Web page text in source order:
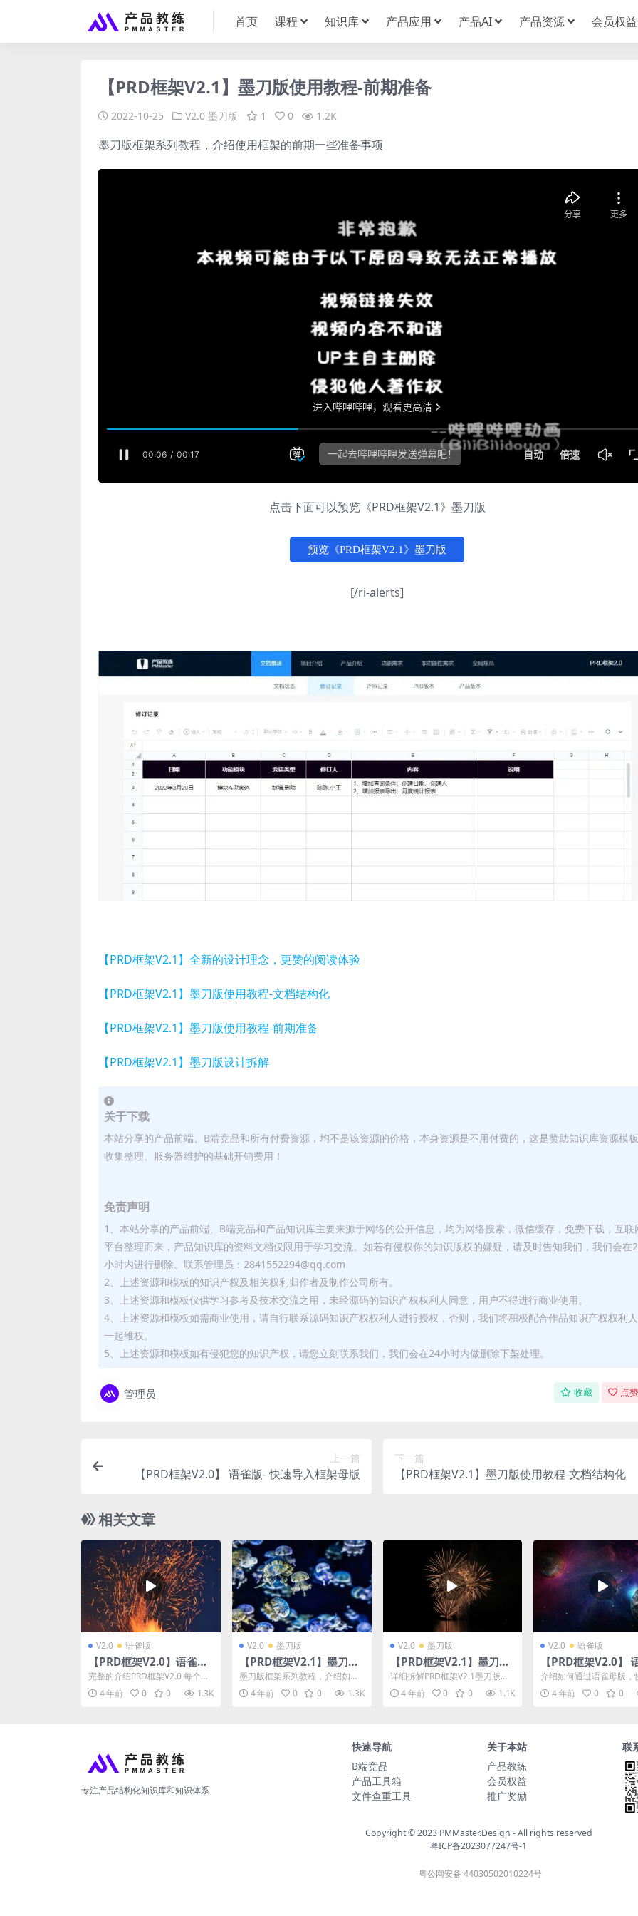
首页 课程 知识库 产品应用 产品AI 产品资源 会员权益
【PRD框架V2.1】墨刀版使用教程-前期准备
2022-10-25 V2.0 墨刀版 1 0 1.2K
墨刀版框架系列教程，介绍使用框架的前期一些准备事项
点击下面可以预览《PRD框架V2.1》墨刀版
预览《PRD框架V2.1》墨刀版
[/ri-alerts]
【PRD框架V2.1】全新的设计理念，更赞的阅读体验
【PRD框架V2.1】墨刀版使用教程-文档结构化
【PRD框架V2.1】墨刀版使用教程-前期准备
【PRD框架V2.1】墨刀版设计拆解
关于下载
本站分享的产品前端、B端竞品和所有付费资源，均不是该资源的价格，本身资源是不用付费的，这是赞助知识库资源模
收集整理、服务器维护的基础开销费用！
免责声明
1、本站分享的产品前端、B端竞品和产品知识库主要来源于网络的公开信息，均为网络搜索，微信缓存，免费下载，互联
平台整理而来，产品知识库的资料文档仅限用于学习交流。如若有侵权你的知识版权的嫌疑，请及时告知我们，我们会在
小时内进行删除。联系管理员：2841552294@qq.com
2、上述资源和模板的知识产权及相关权利归作者及制作公司所有。
3、上述资源和模板仅供学习参考及技术交流之用，未经源码的知识产权权利人同意，用户不得进行商业使用。
4、上述资源和模板如需商业使用，请自行联系源码知识产权权利人进行授权，否则，我们将积极配合作品知识产权权利人
一起维权。
5、上述资源和模板如有侵犯您的知识产权，请您立刻联系我们，我们会在24小时内做删除下架处理。
管理员 收藏 点
上一篇
【PRD框架V2.0】 语雀版- 快速导入框架母版
下一篇
【PRD框架V2.1】墨刀版使用教程-文档结构化
相关文章
V2.0 语雀版
【PRD框架V2.0】语雀版-
设计思路讲解
完整的介绍PRD框架V2.0 每个模
块的功能特点以及设计逻辑 &
n... 4 年前 0 0 1.3K
V2.0 墨刀版
【PRD框架V2.1】墨刀版
使用教程-文档结构化
墨刀版框架系列教程，介绍如何
结合语雀和墨刀搭建原型框架编
写需求文档 点击下面可以...
4 年前 0 0 1.3K
V2.0 墨刀版
【PRD框架V2.1】墨刀版
设计拆解
详细拆解PRD框架V2.1墨刀版本
的 功能特点和设计逻辑 &nbs...
4 年前 0 0 1.1K
V2.0 语雀版
【PRD框架V2.0】
版- 快速导入框架母
介绍如何通过语雀母版，
建PRD框架 【PRD框...
4 年前 0 0
专注产品结构化知识库和知识体系
快速导航
B端竞品
产品工具箱
文件查重工具
关于本站
产品教练
会员权益
推广奖励
联
Copyright © 2023 PMMaster.Design - All rights reserved
粤ICP备2023077247号-1
粤公网安备 44030502010224号